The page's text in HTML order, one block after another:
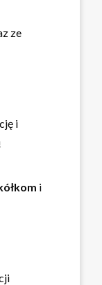
ze
i
i